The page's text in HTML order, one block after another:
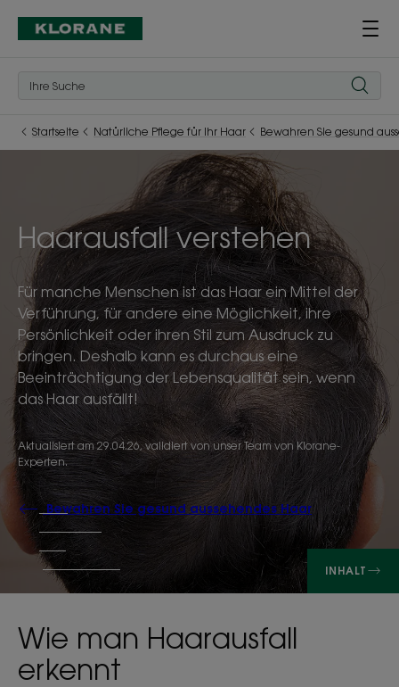
Startseite Natürliche Pflege für Ihr Haar Bewahren Sie gesund
Haarausfall verstehen
Für manche Menschen ist das Haar ein Mittel der
Verführung, für andere eine Möglichkeit, ihre
Persönlichkeit oder ihren Stil zum Ausdruck zu
bringen. Deshalb kann es durchaus eine
Beeinträchtigung der Lebensqualität sein, wenn
das Haar ausfällt!
Aktualisiert am 29.04.26, validiert vonunser Team von Klorane-
Experten.
Bewahren Sie gesund aussehendes Haar
INHALT
Wie man Haarausfall
erkennt